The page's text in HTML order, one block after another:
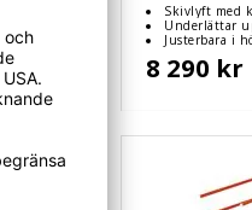
Skivlyft med
Underlättar
Justerbara i
8 290 kr